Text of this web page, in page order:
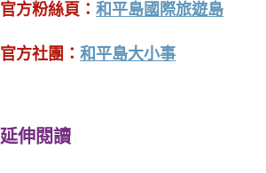
官方粉絲頁： 和平島國際旅遊島
官方社團： 和平島大小事
延伸閱讀